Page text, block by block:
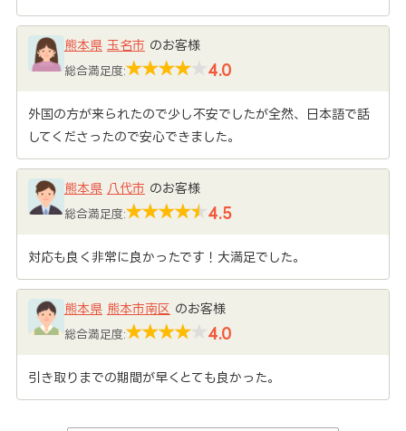
熊本県 玉名市 のお客様
総合満足度: 4.0
外国の方が来られたので少し不安でしたが全然、日本語で話
してくださったので安心できました。
熊本県 八代市 のお客様
総合満足度: 4.5
対応も良く非常に良かったです！大満足でした。
熊本県 熊本市南区 のお客様
総合満足度: 4.0
引き取りまでの期間が早くとても良かった。